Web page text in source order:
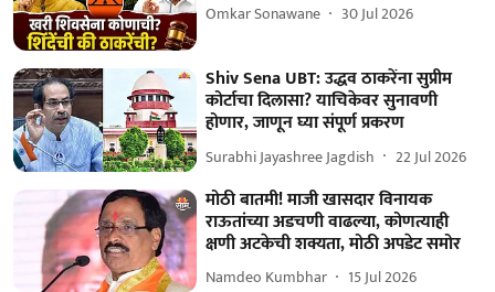
Omkar Sonawane 30 Jul 2026
Shiv Sena UBT: उद्धव ठाकरेंना सुप्रीम
कोर्टाचा दिलासा? याचिकेवर सुनावणी
होणार, जाणून घ्या संपूर्ण प्रकरण
Surabhi Jayashree Jagdish 22 Jul 2026
मोठी बातमी! माजी खासदार विनायक
राऊतांच्या अडचणी वाढल्या, कोणत्याही
क्षणी अटकेची शक्यता, मोठी अपडेट समोर
Namdeo Kumbhar 15 Jul 2026